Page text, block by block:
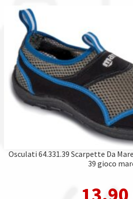
Osculati 64.331.39 Scarpette Da
39 gioco